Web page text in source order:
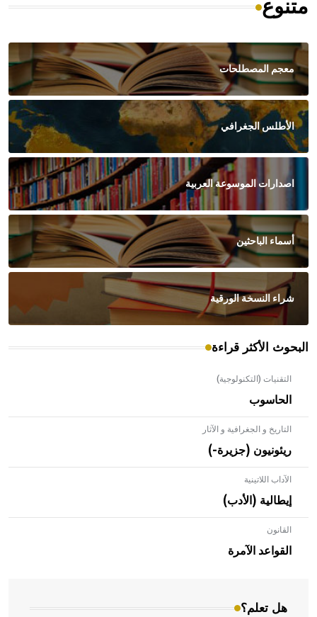
متنوع
معجم المصطلحات
الأطلس الجغرافي
اصدارات الموسوعة العربية
أسماء الباحثين
شراء النسخة الورقية
البحوث الأكثر قراءة
التقنيات (التكنولوجية)
الحاسوب
التاريخ و الجغرافية و الآثار
ريئونيون (جزيرة-)
الآداب اللاتينية
إيطالية (الأدب)
القانون
القواعد الآمرة
هل تعلم؟
- هل تعلم أن الأبلق نوع من الفنون الهندسية التي ارتبطت
بالعمارة الإسلامية في بلاد الشام ومصر خاصة، حيث يحرص
المعمار على بناء مداميكه وخاصة في الواجهات